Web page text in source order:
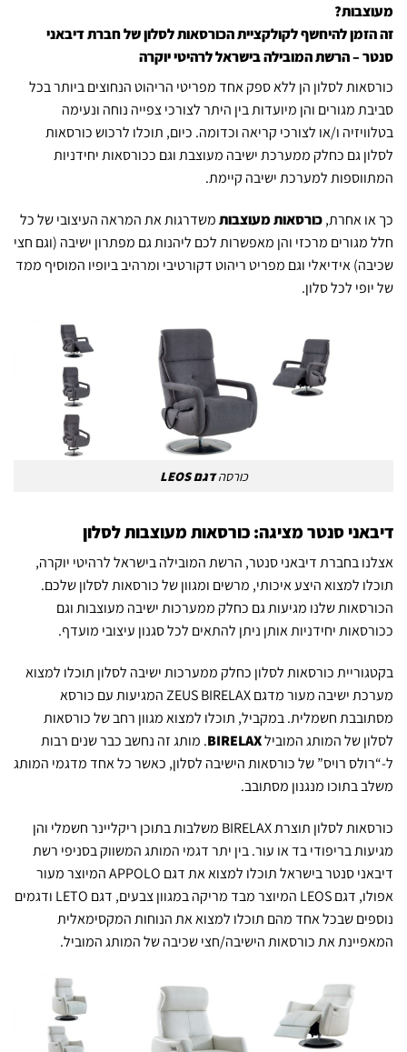
מעוצבות?
זה הזמן להיחשף לקולקציית הכורסאות לסלון של חברת דיבאני
סנטר – הרשת המובילה בישראל לרהיטי יוקרה
כורסאות לסלון הן ללא ספק אחד מפריטי הריהוט הנחוצים ביותר בכל
סביבת מגורים והן מיועדות בין היתר לצורכי צפייה נוחה ונעימה
בטלוויזיה ו/או לצורכי קריאה וכדומה. כיום, תוכלו לרכוש כורסאות
לסלון גם כחלק ממערכת ישיבה מעוצבת וגם ככורסאות יחידניות
המתווספות למערכת ישיבה קיימת.
כך או אחרת,כורסאות מעוצבותמשדרגות את המראה העיצובי של כל
חלל מגורים מרכזי והן מאפשרות לכם ליהנות גם מפתרון ישיבה (וגם חצי
שכיבה) אידיאלי וגם מפריט ריהוט דקורטיבי ומרהיב ביופיו המוסיף ממד
של יופי לכל סלון.
כורסהדגם LEOS
דיבאני סנטר מציגה: כורסאות מעוצבות לסלון
אצלנו בחברת דיבאני סנטר, הרשת המובילה בישראל לרהיטי יוקרה,
תוכלו למצוא היצע איכותי, מרשים ומגוון של כורסאות לסלון שלכם.
הכורסאות שלנו מגיעות גם כחלק ממערכות ישיבה מעוצבות וגם
ככורסאות יחידניות אותן ניתן להתאים לכל סגנון עיצובי מועדף.
בקטגוריית כורסאות לסלון כחלק ממערכות ישיבה לסלון תוכלו למצוא
מערכת ישיבה מעור מדגם ZEUS BIRELAX המגיעות עם כורסא
מסתובבת חשמלית. במקביל, תוכלו למצוא מגוון רחב של כורסאות
לסלון של המותג המובילBIRELAX. מותג זה נחשב כבר שנים רבות
ל-“רולס רויס” של כורסאות הישיבה לסלון, כאשר כל אחד מדגמי המותג
משלב בתוכו מנגנון מסתובב.
כורסאות לסלון תוצרת BIRELAX משלבות בתוכן ריקליינר חשמלי והן
מגיעות בריפודי בד או עור. בין יתר דגמי המותג המשווק בסניפי רשת
דיבאני סנטר בישראל תוכלו למצוא את דגם APPOLO המיוצר מעור
אפולו, דגם LEOS המיוצר מבד מריקה במגוון צבעים, דגם LETO ודגמים
נוספים שבכל אחד מהם תוכלו למצוא את הנוחות המקסימאלית
המאפיינת את כורסאות הישיבה/חצי שכיבה של המותג המוביל.